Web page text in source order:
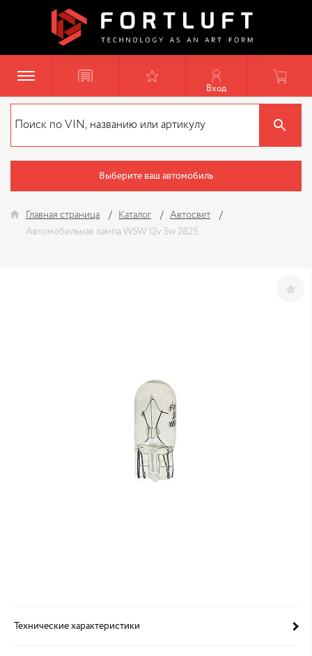
Вход
Выберите ваш автомобиль
Главная страница Каталог
Автосвет
Автомобильная лампа W5W 12v 5w 2825
Технические характеристики